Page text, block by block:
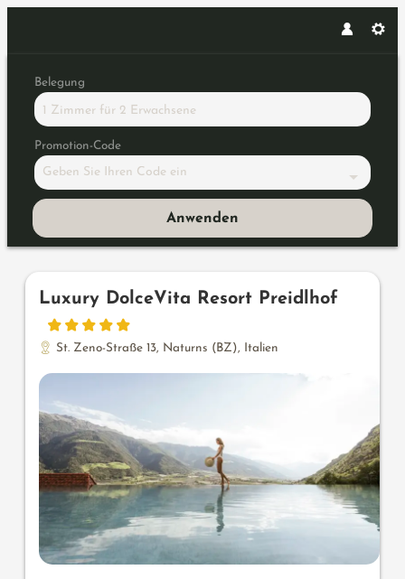
Belegung
1 Zimmer für 2 Erwachsene
Promotion-Code
Geben Sie Ihren Code ein
Anwenden
Unsere Angebote im Zimmer
Luxury DolceVita Resort Preidlhof
St. Zeno-Straße 13, Naturns (BZ), Italien